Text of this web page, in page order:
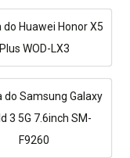
do Huawei Honor X5
Plus WOD-LX3
do Samsung Galaxy
3 5G 7.6inch SM-
F9260